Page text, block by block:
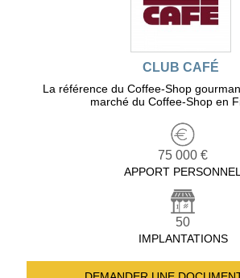
CLUB CAFÉ
La référence du Coffee-Shop
marché du Coffee-Shop en
75 000 €
APPORT
50
IMPLANTATIONS